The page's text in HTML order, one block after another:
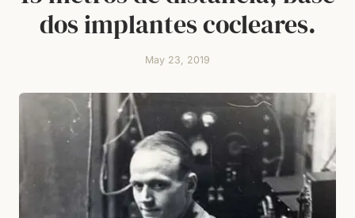
dos implantes cocleares.
May 23, 2019